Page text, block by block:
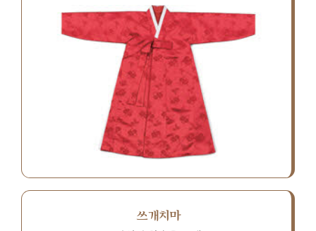
쓰개치마